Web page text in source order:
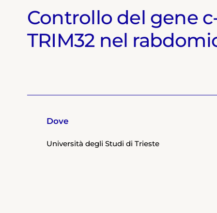
Controllo del gene
TRIM32 nel
Dove
Università degli Studi di Trieste
Dove
Università degli Studi di Trieste
Dove
Università degli Studi di Trieste